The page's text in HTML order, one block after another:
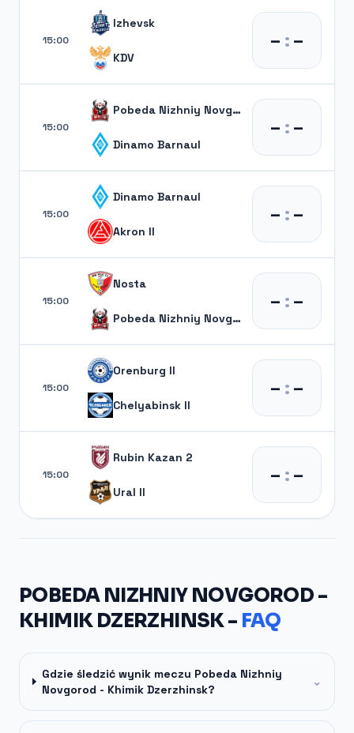
15:00
Izhevsk
KDV
– :–
15:00
Pobeda Nizhniy Novgorod
Dinamo Barnaul
– :–
15:00
Dinamo Barnaul
Akron II
– :–
15:00
Nosta
Pobeda Nizhniy Novgorod
– :–
15:00
Orenburg II
Chelyabinsk II
– :–
15:00
Rubin Kazan 2
Ural II
– :–
POBEDA NIZHNIY NOVGOROD -
KHIMIK DZERZHINSK - FAQ
Gdzie śledzić wynik meczu Pobeda Nizhniy
Novgorod - Khimik Dzerzhinsk?
⌄